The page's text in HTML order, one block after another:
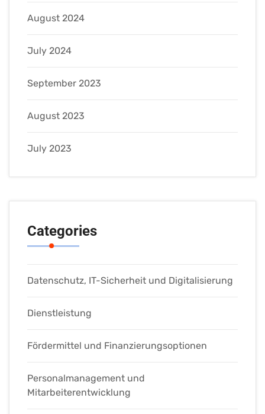
August 2024
July 2024
September 2023
August 2023
July 2023
Categories
Datenschutz, IT-Sicherheit und Digitalisierung
Dienstleistung
Fördermittel und Finanzierungsoptionen
Personalmanagement und
Mitarbeiterentwicklung